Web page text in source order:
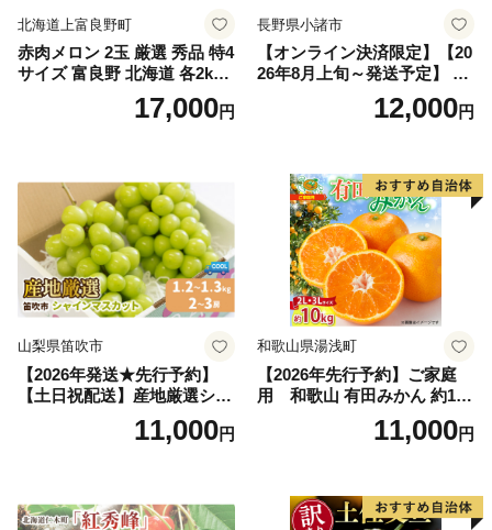
北海道上富良野町
赤肉メロン 2玉 厳選 秀品 特4
サイズ 富良野 北海道 各2kg
～2.6kg 2玉 セット ファーム
富良野 メロン めろん 果物 く
17,000円
長野県小諸市
【オンライン決済限定】【20
26年8月上旬～発送予定】 先
行予約 「浅間水蜜桃プレミ
アム」 もも あかつき 秀品 約
果肉 長野県産 小諸市
12,000円
山梨県笛吹市
【2026年発送★先行予約】
【土日祝配送】産地厳選シャ
インマスカット1.2kg～1.3kg
（2房～3房）※沖縄・離島配
笛吹市 山梨県 フルーツ 果物
ぶどう 葡萄 大粒 シャインマ
11,000円
和歌山県湯浅町
【2026年先行予約】ご家庭
用 和歌山 有田みかん 約10k
g (2L、3Lサイズ)【湯浅町】
11,000円